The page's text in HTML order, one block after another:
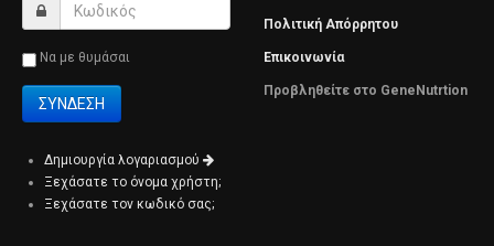
Να με θυμάσαι
Δημιουργία λογαριασμού
Ξεχάσατε το όνομα χρήστη;
Ξεχάσατε τον κωδικό σας;
Πολιτική Απόρρητου
Επικοινωνία
Προβληθείτε στο GeneNutrtion